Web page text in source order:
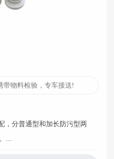
带物料检验，专车接送!
，分普通型和加长防污型两
...